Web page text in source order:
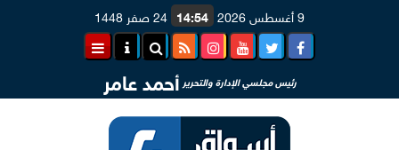
9 أغسطس 2026 14:54 24 صفر 1448
رئيس مجلسي الإدارة والتحرير أحمد عامر